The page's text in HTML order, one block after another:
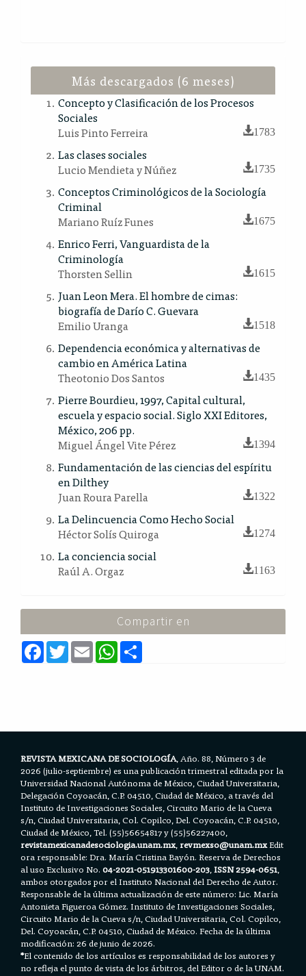
Más descargados (6 meses)
Concepto y Clasificación de los Procesos
Sociales
Luis Pinto Ferreira
1783
Las clases sociales
Lucio Mendieta y Núñez
1735
Conceptos Criminológicos de la Sociología
Criminal
Mariano Ruíz Funes
1675
Enrico Ferri, Vanguardista de la
Criminología
Thorsten Sellin
1615
Juan Leon Mera. El hombre de cimas:
biografía de Darío C. Guevara
Emilio Uranga
1518
Dependencia económica y alternativas de
cambio en América Latina
Theotonio Dos Santos
1435
Pierre Bourdieu, 1997, Capital cultural,
escuela y espacio social. Siglo XXI Editores,
México, 206 pp.
Miguel Ángel Vite Pérez
1394
Fundamentación de las ciencias del espíritu
en Dilthey
Juan Roura Parella
1322
La Delincuencia Como Hecho Social
Héctor Solís Quiroga
1274
La conciencia social
Raúl A. Orgaz
1163
Compartir en
F
a
c
T
w
E
m
a
W
h
a
REVISTA MEXICANA DE SOCIOLOGÍA, Año. 88, Número 3 de
2026 (julio-septiembre) es una publicación trimestral editada por la
Universidad Nacional Autónoma de México, Ciudad Universitaria,
Delegación Coyoacán, C.P. 04510, Ciudad de México, a través del
Instituto de Investigaciones Sociales, Circuito Mario de la Cueva
s/n, Ciudad Universitaria, Col. Copilco, Del. Coyoacán, C.P. 04510,
Ciudad de México, Tel. (55)56654817 y (55)56227400,
revistamexicanadesociologia.unam.mx,revmexso@unam.mxEdit
ora responsable: Dra. María Cristina Bayón. Reserva de Derechos
al uso Exclusivo No.04-2021-051913301600-203,ISSN 2594-0651,
ambos otorgados por el Instituto Nacional del Derecho de Autor.
Responsable de la última actualización de este número: Lic. María
Antonieta Figueroa Gómez. Instituto de Investigaciones Sociales,
Circuito Mario de la Cueva s/n, Ciudad Universitaria, Col. Copilco,
Del. Coyoacán, C.P. 04510, Ciudad de México. Fecha de la última
modificación: 26 de junio de 2026.
*El contenido de los artículos es responsabilidad de los autores y
no refleja el punto de vista de los árbitros, del Editor o de la UNAM.